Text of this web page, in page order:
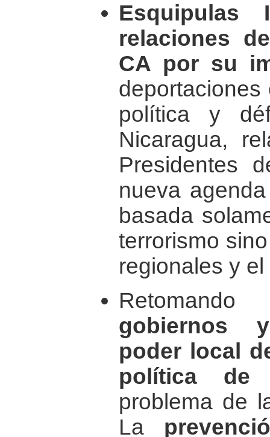
Esquipulas
relaciones
CA por su
política y
Nicaragua,
Presidentes
nueva
basada
terrorismo
regionales y
gobiernos
poder local
política de
problema de
La